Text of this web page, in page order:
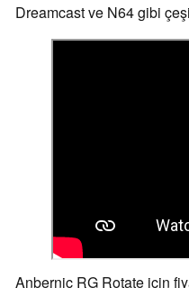
Dreamcast ve N64 gibi
Anbernic RG Rotate için